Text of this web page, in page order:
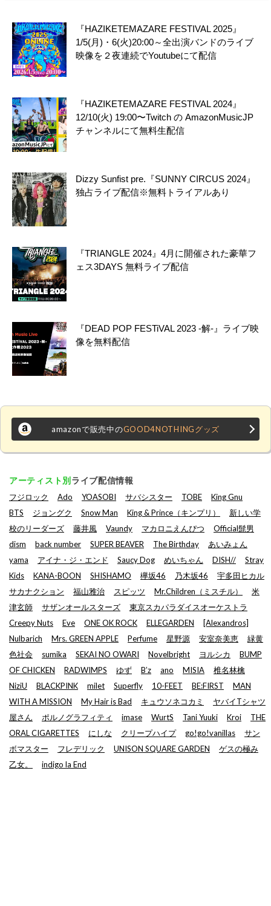
『HAZIKETEMAZARE FESTIVAL 2025』
1/5(月)・6(火)20:00～全出演バンドのライブ
映像を２夜連続でYoutubeにて配信
『HAZIKETEMAZARE FESTIVAL 2024』
12/10(火) 19:00〜Twitch の AmazonMusicJP
チャンネルにて無料生配信
Dizzy Sunfist pre.『SUNNY CIRCUS 2024』
独占ライブ配信※無料トライアルあり
『TRIANGLE 2024』4月に開催された豪華フ
ェス3DAYS 無料ライブ配信
『DEAD POP FESTiVAL 2023 -解-』ライブ映
像を無料配信
amazonで販売中のGOOD4NOTHINGグッズ
アーティスト別ライブ配信情報
フジロック Ado YOASOBI サバシスター TOBE
King Gnu
BTS
ジョングク Snow Man King & Prince（キンプリ）
新しい学
校のリーダーズ
藤井風 Vaundy マカロニえんぴつ
Official髭男
dism
back number SUPER BEAVER The Birthday
あいみょん
yama
アイナ・ジ・エンド Saucy Dog めいちゃん DISH//
Stray
Kids
KANA-BOON SHISHAMO 欅坂46 乃木坂46
宇多田ヒカル
サカナクション
福山雅治 スピッツ Mr.Children（ミスチル）
米
津玄師
サザンオールスターズ
東京スカパラダイスオーケストラ
Creepy Nuts
Eve ONE OK ROCK ELLEGARDEN
[Alexandros]
Nulbarich
Mrs. GREEN APPLE Perfume 星野源 安室奈美恵
緑黄
色社会
sumika SEKAI NO OWARI Novelbright ヨルシカ
BUMP
OF CHICKEN
RADWIMPS ゆず B’z ano MISIA
椎名林檎
NiziU
BLACKPINK milet Superfly 10-FEET BE:FIRST
MAN
WITH A MISSION
My Hair is Bad キュウソネコカミ
ヤバイTシャツ
屋さん
ポルノグラフィティ imase WurtS Tani Yuuki Kroi
THE
ORAL CIGARETTES
にしな クリープハイプ go!go!vanillas
サン
ボマスター
フレデリック UNISON SQUARE GARDEN
ゲスの極み
乙女。
indigo la End